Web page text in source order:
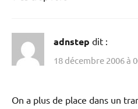
adnstep dit :
18 décembre 2006 à
On a plus de place dans un